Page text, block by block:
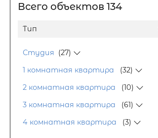
Всего объектов 134
Тип
Студия (27)
1 комнатная квартира (32)
2 комнатная квартира (10)
3 комнатная квартира (61)
4 комнатная квартира (3)